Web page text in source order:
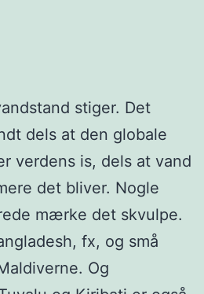
stiger. Det
dels at den globale
verdens is, dels at vand
det bliver. Nogle
mærke det skvulpe.
fx, og små
Og